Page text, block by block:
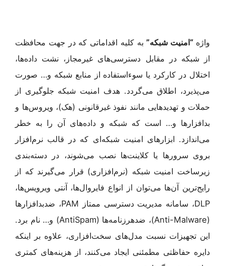
واژه “امنیت شبکه”به کلیه اقداماتی که در جهت محافظت
از شبکه در مقابل دسترسی‌های غیرمجاز، نشت داده‌ها،
اختلال در کارکرد یا سوءاستفاده از منابع شبکه و… صورت
می‌پذیرد، اطلاق می‌گردد. هدف امنیت شبکه جلوگیری از
حملات و تهدیدهایی مانند نفوذ غیر‌قانونی (هک)، ویروس‌ها و
بدافزارها و… است که شبکه و داده‌های آن را به خطر
می‌اندازد. ابزارهای امنیت شبکه‌ای که در قالب نرم‌افزار
بروی سرورها یا کلاینت‌ها نصب می‌شوند، در دسته‌بندی
زیر‌ساخت امنیت شبکه (نرم‌افزاری) قرار می‌گیرند که از
رایج‌ترین آن‌ها می‌توان از انواع فایروال‌ها، آنتی ویرویس‌ها،
DLP، سامانه مدیریت دسترسی ممتاز PAM، ضد‌بدافزارها
(Anti-Malware)، ضدهرزنامه‌ها (AntiSpam) و… نام برد.
این تجهیزات نسبت مدل‌های سخت‌افزاری، علاوه بر اینکه
دایره حفاظتی مطمئنی ایجاد می‌کنند، از هزینه‌های کمتری